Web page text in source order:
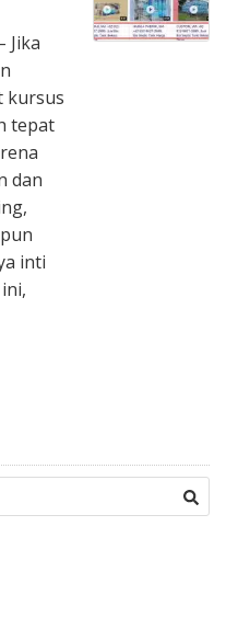
Jika
kursus
tepat
dan
inti